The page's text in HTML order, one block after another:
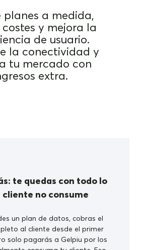
te quedas con todo lo
cliente no consume
un plan de datos, cobras el
al cliente desde el primer
solo pagarás a Gelpiu por los
planes a medida,
costes y mejora la
de usuario.
la conectividad y
tu mercado con
extra.